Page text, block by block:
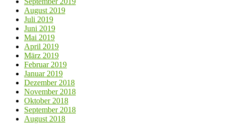
August 2019
Juli 2019
Juni 2019
Mai 2019
April 2019
März 2019
Februar 2019
Januar 2019
Dezember 2018
November 2018
Oktober 2018
September 2018
August 2018